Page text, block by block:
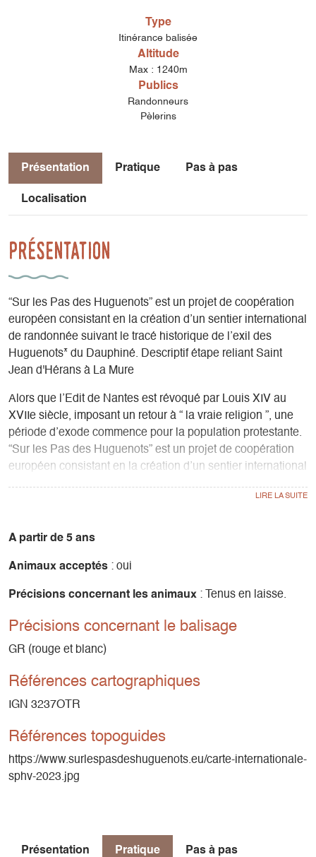
Type
Itinérance balisée
Altitude
Max : 1240m
Publics
Randonneurs
Pèlerins
Présentation Pratique Pas à pas
Localisation
Présentation
“Sur les Pas des Huguenots” est un projet de coopération
européen consistant en la création d’un sentier international
de randonnée suivant le tracé historique de l’exil des
Huguenots* du Dauphiné. Descriptif étape reliant Saint
Jean d'Hérans à La Mure
Alors que l’Edit de Nantes est révoqué par Louis XIV au
XVIIe siècle, imposant un retour à “ la vraie religion ”, une
période d’exode commence pour la population protestante.
“Sur les Pas des Huguenots” est un projet de coopération
européen consistant en la création d’un sentier international
travers les magnifiques paysages du Trièves.
A partir de 5 ans
Animaux acceptés : oui
Précisions concernant les animaux : Tenus en laisse.
Précisions concernant le balisage
GR (rouge et blanc)
Références cartographiques
IGN 3237OTR
Références topoguides
https://www.surlespasdeshuguenots.eu/carte-internationale-
sphv-2023.jpg
Présentation Pratique Pas à pas